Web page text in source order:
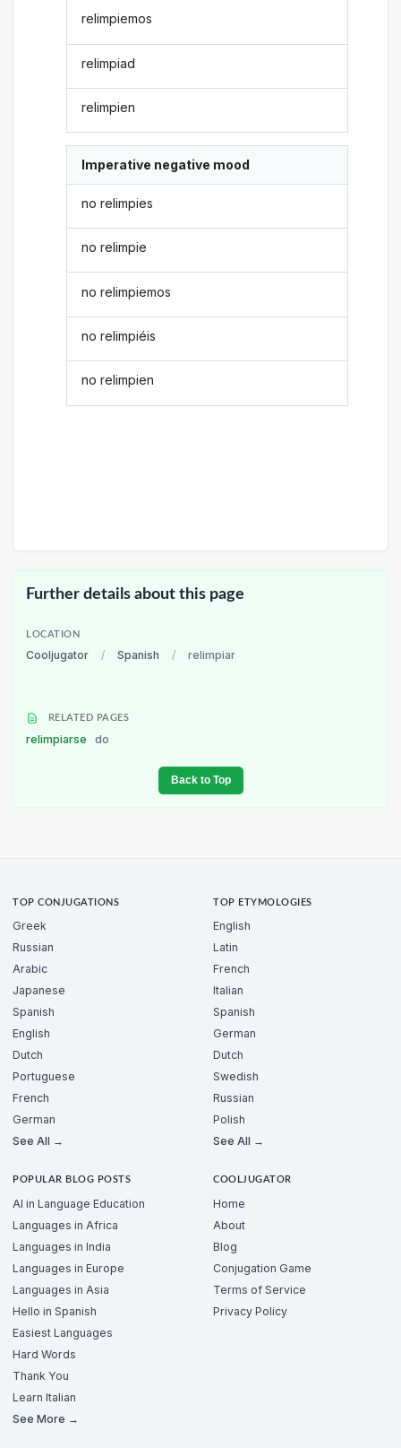
relimpiemos
relimpiad
relimpien
Imperative negative mood
no relimpies
no relimpie
no relimpiemos
no relimpiéis
no relimpien
Further details about this page
LOCATION
Cooljugator / Spanish / relimpiar
RELATED PAGES
relimpiarse do
Back to Top
TOP CONJUGATIONS
Greek
Russian
Arabic
Japanese
Spanish
English
Dutch
Portuguese
French
German
See All →
TOP ETYMOLOGIES
English
Latin
French
Italian
Spanish
German
Dutch
Swedish
Russian
Polish
See All →
POPULAR BLOG POSTS
AI in Language Education
Languages in Africa
Languages in India
Languages in Europe
Languages in Asia
Hello in Spanish
Easiest Languages
Hard Words
Thank You
Learn Italian
See More →
COOLJUGATOR
Home
About
Blog
Conjugation Game
Terms of Service
Privacy Policy